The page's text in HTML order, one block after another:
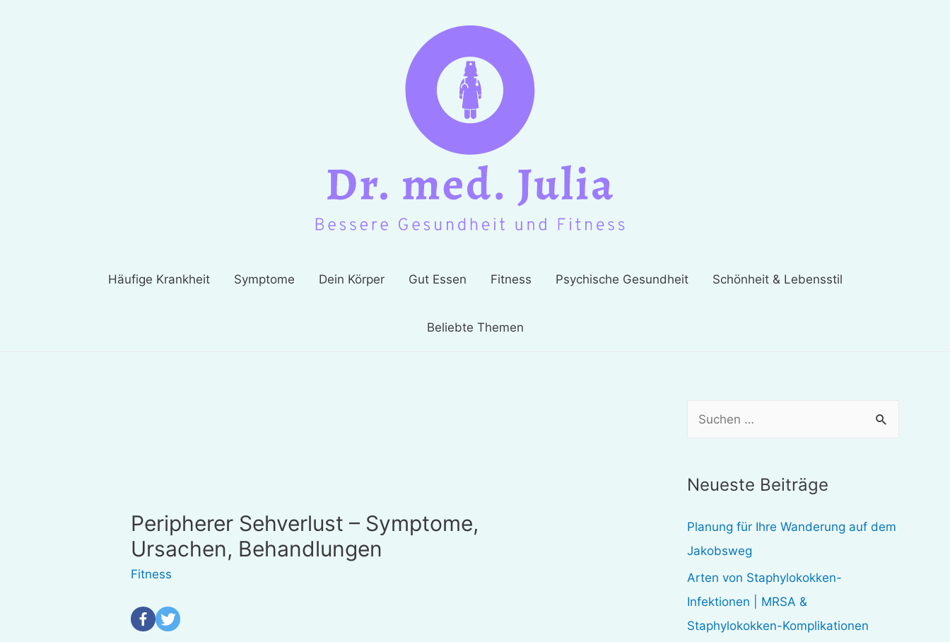
Häufige Krankheit Symptome Dein Körper Gut Essen Fitness Psychische Gesundheit Schönheit & Lebensstil
Beliebte Themen
Peripherer Sehverlust – Symptome,
Ursachen, Behandlungen
Fitness
h
n
n
a
c
h
Neueste Beiträge
Planung für Ihre Wanderung auf dem
Jakobsweg
Arten von Staphylokokken-
Infektionen | MRSA &
Staphylokokken-Komplikationen